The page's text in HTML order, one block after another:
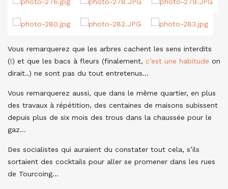
Vous remarquerez que les arbres cachent les sens interdits
(!) et que les bacs à fleurs (finalement, c’est une habitude on
dirait..) ne sont pas du tout entretenus…
Vous remarquerez aussi, que dans le même quartier, en plus
des travaux à répétition, des centaines de maisons subissent
depuis plus de six mois des trous dans la chaussée pour le
gaz…
Des socialistes qui auraient du constater tout cela, s’ils
sortaient des cocktails pour aller se promener dans les rues
de Tourcoing…